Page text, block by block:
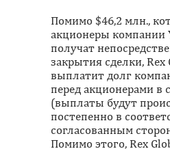
Помимо $46,2 млн.,
акционеры компании
получат
закрытия сделки, Rex
выплатит долг
перед акционерами в
(выплаты будут
постепенно в
согласованным
Помимо этого, Rex